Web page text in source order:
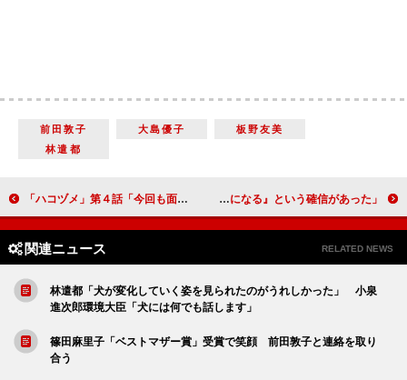
前田敦子 大島優子
板野友美
林遣都
「ハコヅメ」第４話「今回も面白くて腹がよじれた」 「“藤”戸田恵梨香の過去の謎が気になる」 北村匠海、『東京リベンジャーズ』大ヒットに感謝 「『これはものすごい作品になる』という確信があった」
関連ニュース RELATED NEWS
林遣都「犬が変化していく姿を見られたのがうれしかった」 小泉
進次郎環境大臣「犬には何でも話します」
篠田麻里子「ベストマザー賞」受賞で笑顔 前田敦子と連絡を取り
合う